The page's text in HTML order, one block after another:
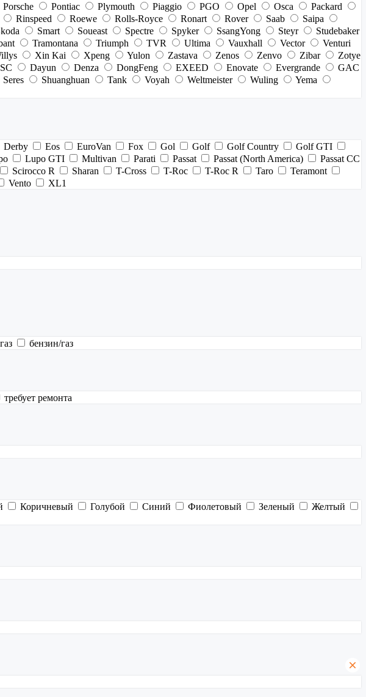
Porsche Pontiac Plymouth Piaggio PGO Opel Osca
Packard
Rinspeed Roewe Rolls-Royce Ronart Rover Saab
Saipa
Smart Soueast Spectre Spyker SsangYong Steyr
Studebaker
Tramontana Triumph TVR Ultima Vauxhall Vector
Venturi
Xin Kai Xpeng Yulon Zastava Zenos Zenvo Zibar
Zotye
Dayun Denza DongFeng EXEED Enovate Evergrande
GAC
Seres Shuanghuan Tank Voyah Weltmeister Wuling
Yema
Derby Eos EuroVan Fox Gol Golf Golf Country
Golf GTI
Lupo GTI Multivan Parati Passat Passat (North America)
Passat CC
Scirocco R Sharan T-Cross T-Roc T-Roc R Taro
Teramont
Vento XL1
газ
бензин/газ
требует ремонта
Коричневый Голубой Синий Фиолетовый Зеленый
Желтый